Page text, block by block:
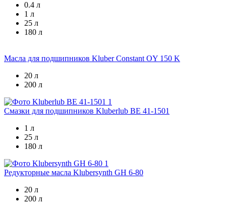
0.4 л
1 л
25 л
180 л
Масла для подшипников Kluber Constant OY 150 K
20 л
200 л
Смазки для подшипников Kluberlub BE 41-1501
1 л
25 л
180 л
Редукторные масла Klubersynth GH 6-80
20 л
200 л